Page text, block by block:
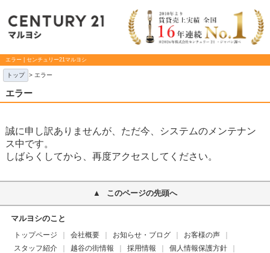
エラー | センチュリー21マルヨシ
トップ > エラー
エラー
誠に申し訳ありませんが、ただ今、システムのメンテナン
ス中です。
しばらくしてから、再度アクセスしてください。
このページの先頭へ
マルヨシのこと
トップページ 会社概要 お知らせ・ブログ
お客様の声
スタッフ紹介
越谷の街情報 採用情報
個人情報保護方針